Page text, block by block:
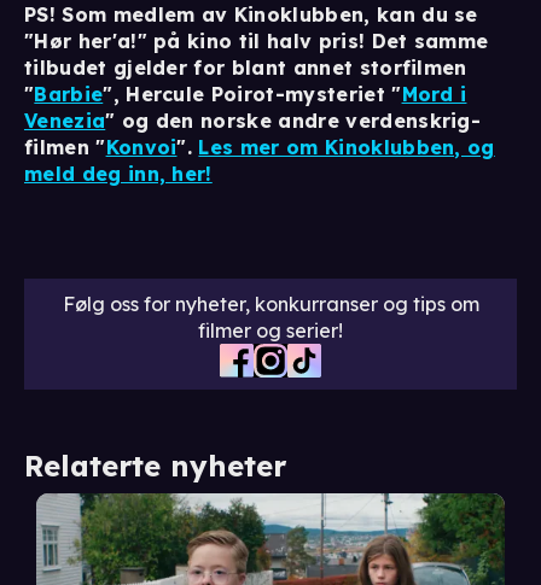
PS! Som medlem av Kinoklubben, kan du se
"Hør her'a!" på kino til halv pris! Det samme
tilbudet gjelder for blant annet storfilmen
"Barbie", Hercule Poirot-mysteriet "Mord i
Venezia" og den norske andre verdenskrig-
filmen "Konvoi". Les mer om Kinoklubben, og
meld deg inn, her!
Følg oss for nyheter, konkurranser og tips om
filmer og serier!
Relaterte nyheter